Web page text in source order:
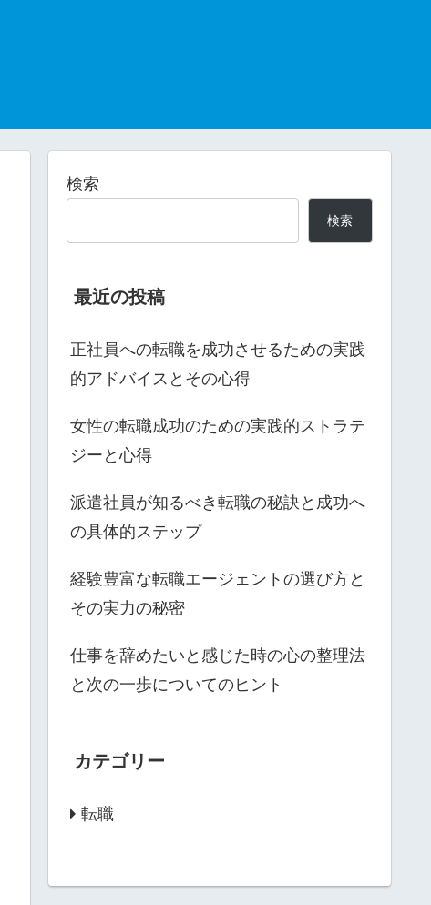
検索
検索
最近の投稿
正社員への転職を成功させるための実践
的アドバイスとその心得
女性の転職成功のための実践的ストラテ
ジーと心得
派遣社員が知るべき転職の秘訣と成功へ
の具体的ステップ
経験豊富な転職エージェントの選び方と
その実力の秘密
仕事を辞めたいと感じた時の心の整理法
と次の一歩についてのヒント
カテゴリー
転職